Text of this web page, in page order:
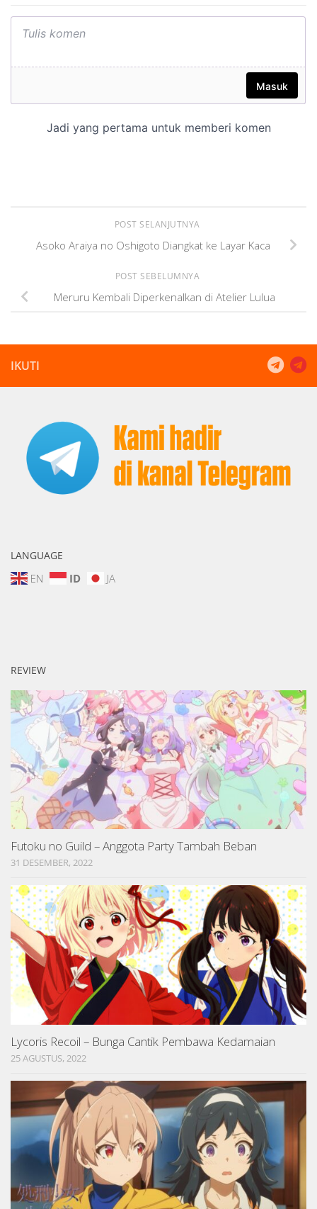
POST SELANJUTNYA
Asoko Araiya no Oshigoto Diangkat ke Layar Kaca
POST SEBELUMNYA
Meruru Kembali Diperkenalkan di Atelier Lulua
IKUTI
LANGUAGE
EN ID JA
REVIEW
Futoku no Guild – Anggota Party Tambah Beban
31 DESEMBER, 2022
Lycoris Recoil – Bunga Cantik Pembawa Kedamaian
25 AGUSTUS, 2022